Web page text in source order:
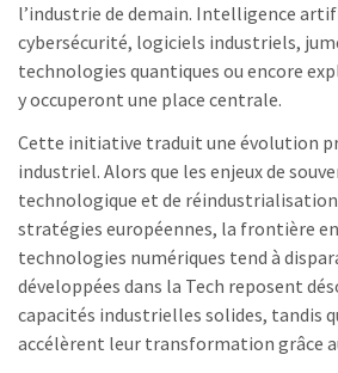
l’industrie de demain. Intelligence
cybersécurité, logiciels industriels,
technologies quantiques ou encore
y occuperont une place centrale.
Cette initiative traduit une évolution
industriel. Alors que les enjeux de
technologique et de réindustrialisation
stratégies européennes, la frontière
technologies numériques tend à
développées dans la Tech reposent
capacités industrielles solides, tandis
accélèrent leur transformation grâce